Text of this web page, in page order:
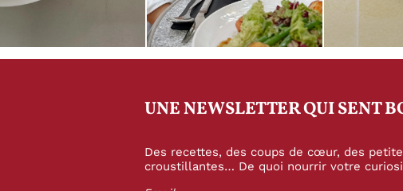
UNE NEWSLETTER QUI SENT
Des recettes, des coups de cœur, des
croustillantes… De quoi nourrir votre